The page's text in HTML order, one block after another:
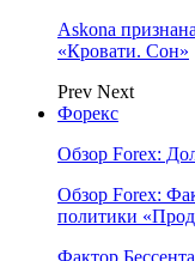
Askona
«Кровати. Сон»
Prev Next
Форекс
Обзор Forex:
Обзор Forex:
политики
Фактор